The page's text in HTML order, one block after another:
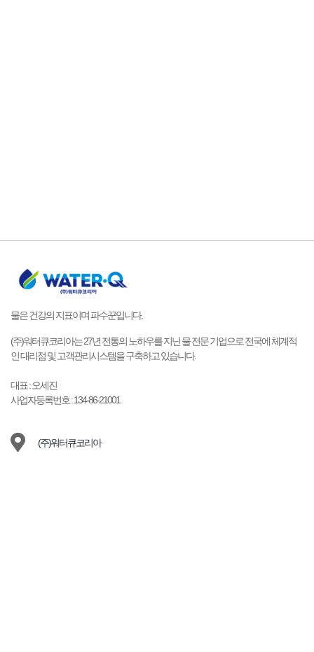
물은 건강의 지표이며 파수꾼입니다.
(주)워터큐코리아는 27년 전통의 노하우를 지닌 물 전문 기업으로 전국에 체계적
인 대리점 및 고객관리시스템을 구축하고 있습니다.
대표 : 오세진
사업자등록번호 : 134-86-21001
(주)워터큐코리아